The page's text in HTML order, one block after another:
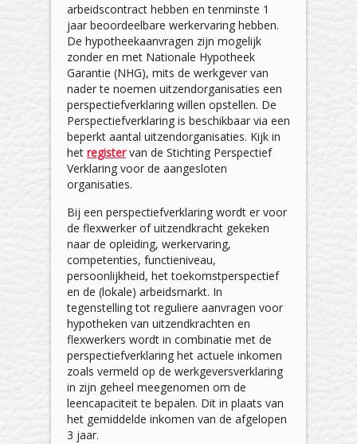
arbeidscontract hebben en tenminste 1
jaar beoordeelbare werkervaring hebben.
De hypotheekaanvragen zijn mogelijk
zonder en met Nationale Hypotheek
Garantie (NHG), mits de werkgever van
nader te noemen uitzendorganisaties een
perspectiefverklaring willen opstellen. De
Perspectiefverklaring is beschikbaar via een
beperkt aantal uitzendorganisaties. Kijk in
het registervan de Stichting Perspectief
Verklaring voor de aangesloten
organisaties.
Bij een perspectiefverklaring wordt er voor
de flexwerker of uitzendkracht gekeken
naar de opleiding, werkervaring,
competenties, functieniveau,
persoonlijkheid, het toekomstperspectief
en de (lokale) arbeidsmarkt. In
tegenstelling tot reguliere aanvragen voor
hypotheken van uitzendkrachten en
flexwerkers wordt in combinatie met de
perspectiefverklaring het actuele inkomen
zoals vermeld op de werkgeversverklaring
in zijn geheel meegenomen om de
leencapaciteit te bepalen. Dit in plaats van
het gemiddelde inkomen van de afgelopen
3 jaar.